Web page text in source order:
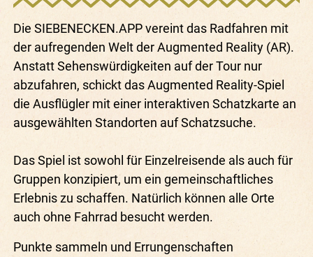
Die SIEBENECKEN.APP vereint das Radfahren mit
der aufregenden Welt der Augmented Reality (AR).
Anstatt Sehenswürdigkeiten auf der Tour nur
abzufahren, schickt das Augmented Reality-Spiel
die Ausflügler mit einer interaktiven Schatzkarte an
ausgewählten Standorten auf Schatzsuche.
Das Spiel ist sowohl für Einzelreisende als auch für
Gruppen konzipiert, um ein gemeinschaftliches
Erlebnis zu schaffen. Natürlich können alle Orte
auch ohne Fahrrad besucht werden.
Punkte sammeln und Errungenschaften